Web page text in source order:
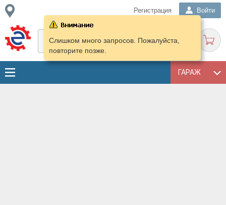
Регистрация Войти
ГАРАЖ
Слишком много запросов. Пожалуйста,
повторите позже.